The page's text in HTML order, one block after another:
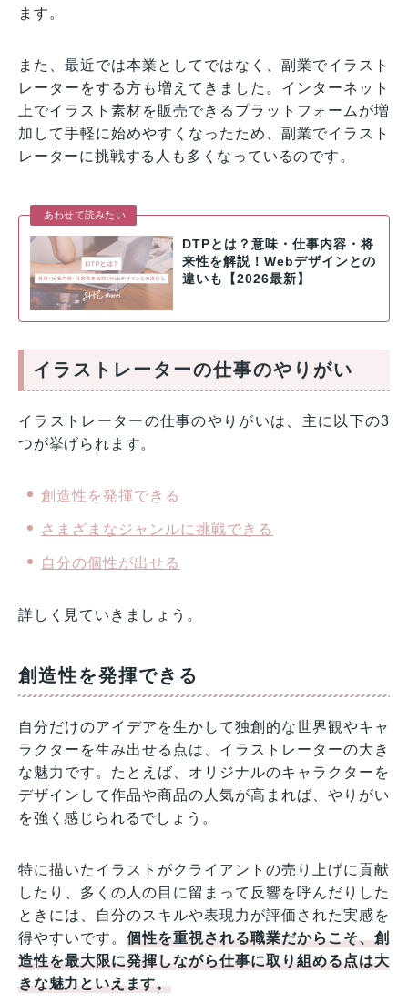
ます。
また、最近では本業としてではなく、副業でイラスト
レーターをする方も増えてきました。インターネット
上でイラスト素材を販売できるプラットフォームが増
加して手軽に始めやすくなったため、副業でイラスト
レーターに挑戦する人も多くなっているのです。
あわせて読みたい
DTPとは？意味・仕事内容・将
来性を解説！Webデザインとの
違いも【2026最新】
イラストレーターの仕事のやりがい
イラストレーターの仕事のやりがいは、主に以下の3
つが挙げられます。
創造性を発揮できる
さまざまなジャンルに挑戦できる
自分の個性が出せる
詳しく見ていきましょう。
創造性を発揮できる
自分だけのアイデアを生かして独創的な世界観やキャ
ラクターを生み出せる点は、イラストレーターの大き
な魅力です。たとえば、オリジナルのキャラクターを
デザインして作品や商品の人気が高まれば、やりがい
を強く感じられるでしょう。
特に描いたイラストがクライアントの売り上げに貢献
したり、多くの人の目に留まって反響を呼んだりした
ときには、自分のスキルや表現力が評価された実感を
得やすいです。個性を重視される職業だからこそ、創
造性を最大限に発揮しながら仕事に取り組める点は大
きな魅力といえます。